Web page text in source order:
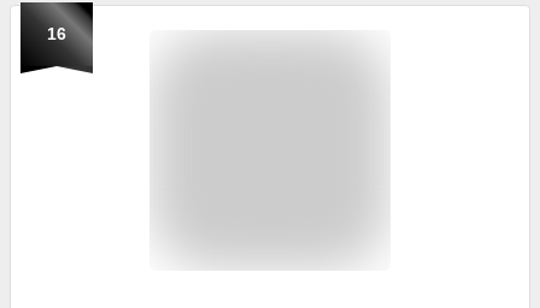
16